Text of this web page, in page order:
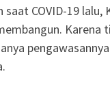
saat COVID-19 lalu,
Karena